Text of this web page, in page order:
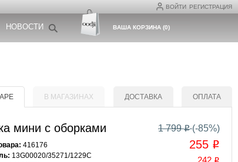
ВОЙТИ РЕГИСТРАЦИЯ
НОВОСТИ ВАША КОРЗИНА(0)
В МАГАЗИНАХ ДОСТАВКА ОПЛАТА
мини с оборками
416176
13G00020/35271/1229C
1 799o (-85%)
255 o